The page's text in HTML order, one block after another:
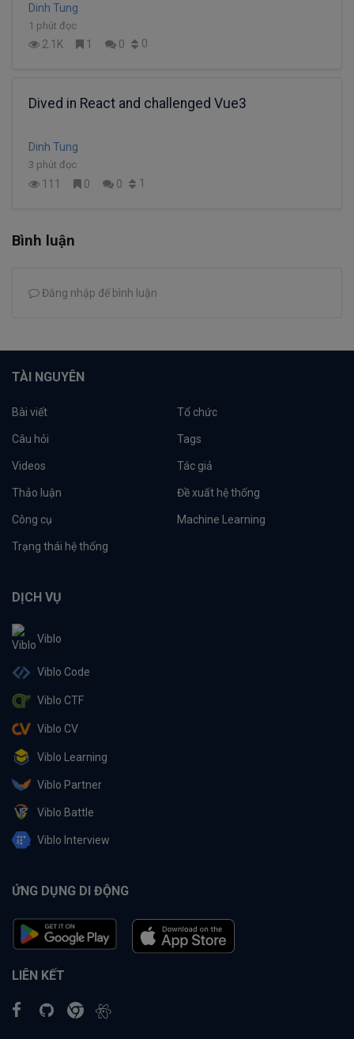
Dinh Tung
1 phút đọc
2.1K 1 0 0
Dived in React and challenged Vue3
Dinh Tung
3 phút đọc
111 0 0 1
Bình luận
Đăng nhập để bình luận
TÀI NGUYÊN
Bài viết Tổ chức
Câu hỏi Tags
Videos Tác giả
Thảo luận Đề xuất hệ thống
Công cụ Machine Learning
Trạng thái hệ thống
DỊCH VỤ
Viblo
Viblo Code
Viblo CTF
Viblo CV
Viblo Learning
Viblo Partner
Viblo Battle
Viblo Interview
ỨNG DỤNG DI ĐỘNG
LIÊN KẾT